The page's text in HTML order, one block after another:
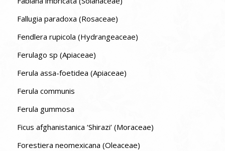
Fallugia paradoxa (Rosaceae)
Fendlera rupicola (Hydrangeaceae)
Ferulago sp (Apiaceae)
Ferula assa-foetidea (Apiaceae)
Ferula communis
Ferula gummosa
Ficus afghanistanica ‘Shirazi’ (Moraceae)
Forestiera neomexicana (Oleaceae)